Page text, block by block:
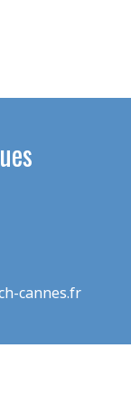
cannes.fr